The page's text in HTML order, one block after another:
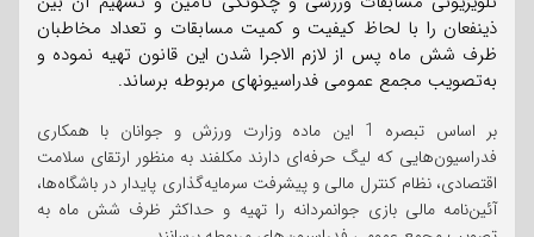
ذینفعان را با لحاظ کیفیت و کمیت مسابقات و تعداد مخاطبان
ظرف شش‌ ماه پس از لازم الاجرا شدن این قانون تهیه نموده و
به‌تصویب مجمع عمومی فدراسیونهای مربوطه برساند.
بر اساس تبصره 1 این ماده وزارت ورزش و جوانان با همکاری
فدراسیون‌هایی که لیگ حرفه‌ای دارند مکلفند به منظور ارتقای سلامت
اقتصادی، نظام کنترل مالی و پیشرفت سرمایه‌گذاری پایدار در باشگاه‌ها،
آئین‌نامه مالی بازی جوانمردانه را تهیه و حداکثر ظرف شش ماه به